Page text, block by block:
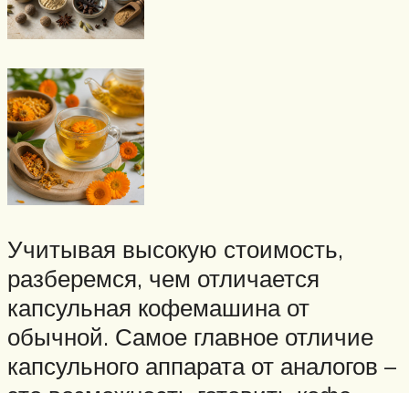
Учитывая высокую стоимость,
разберемся, чем отличается
капсульная кофемашина от
обычной. Самое главное отличие
капсульного аппарата от аналогов –